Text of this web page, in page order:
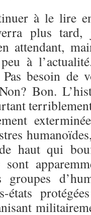
à le lire
plus
attendant,
à
Pas besoin de
Bon.
haut qui
groupes
états